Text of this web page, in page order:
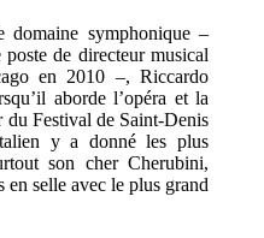
domaine symphonique –
de directeur musical
en 2010 –, Riccardo
aborde l’opéra et la
du Festival de Saint-Denis
y a donné les plus
son cher Cherubini,
en selle avec le plus grand